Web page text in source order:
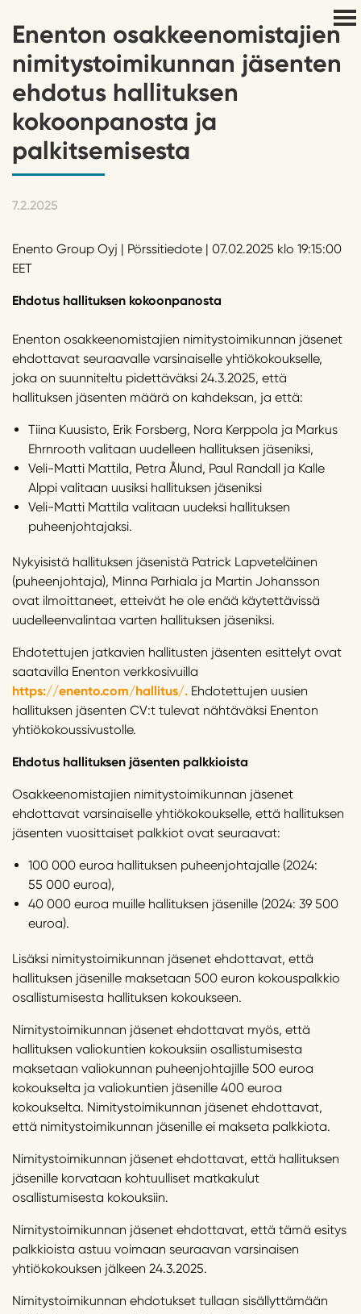
Enenton osakkeenomistajien
nimitystoimikunnan jäsenten
ehdotus hallituksen
kokoonpanosta ja
palkitsemisesta
7.2.2025
Enento Group Oyj | Pörssitiedote | 07.02.2025 klo 19:15:00
EET
Ehdotus hallituksen kokoonpanosta
Enenton osakkeenomistajien nimitystoimikunnan jäsenet
ehdottavat seuraavalle varsinaiselle yhtiökokoukselle,
joka on suunniteltu pidettäväksi 24.3.2025, että
hallituksen jäsenten määrä on kahdeksan, ja että:
Tiina Kuusisto, Erik Forsberg, Nora Kerppola ja Markus
Ehrnrooth valitaan uudelleen hallituksen jäseniksi,
Veli-Matti Mattila, Petra Ålund, Paul Randall ja Kalle
Alppi valitaan uusiksi hallituksen jäseniksi
Veli-Matti Mattila valitaan uudeksi hallituksen
puheenjohtajaksi.
Nykyisistä hallituksen jäsenistä Patrick Lapveteläinen
(puheenjohtaja), Minna Parhiala ja Martin Johansson
ovat ilmoittaneet, etteivät he ole enää käytettävissä
uudelleenvalintaa varten hallituksen jäseniksi.
Ehdotettujen jatkavien hallitusten jäsenten esittelyt ovat
saatavilla Enenton verkkosivuilla
https://enento.com/hallitus/. Ehdotettujen uusien
hallituksen jäsenten CV:t tulevat nähtäväksi Enenton
yhtiökokoussivustolle.
Ehdotus hallituksen jäsenten palkkioista
Osakkeenomistajien nimitystoimikunnan jäsenet
ehdottavat varsinaiselle yhtiökokoukselle, että hallituksen
jäsenten vuosittaiset palkkiot ovat seuraavat:
100 000 euroa hallituksen puheenjohtajalle (2024:
55 000 euroa),
40 000 euroa muille hallituksen jäsenille (2024: 39 500
euroa).
Lisäksi nimitystoimikunnan jäsenet ehdottavat, että
hallituksen jäsenille maksetaan 500 euron kokouspalkkio
osallistumisesta hallituksen kokoukseen.
Nimitystoimikunnan jäsenet ehdottavat myös, että
hallituksen valiokuntien kokouksiin osallistumisesta
maksetaan valiokunnan puheenjohtajille 500 euroa
kokoukselta ja valiokuntien jäsenille 400 euroa
kokoukselta. Nimitystoimikunnan jäsenet ehdottavat,
että nimitystoimikunnan jäsenille ei makseta palkkiota.
Nimitystoimikunnan jäsenet ehdottavat, että hallituksen
jäsenille korvataan kohtuulliset matkakulut
osallistumisesta kokouksiin.
Nimitystoimikunnan jäsenet ehdottavat, että tämä esitys
palkkioista astuu voimaan seuraavan varsinaisen
yhtiökokouksen jälkeen 24.3.2025.
Nimitystoimikunnan ehdotukset tullaan sisällyttämään